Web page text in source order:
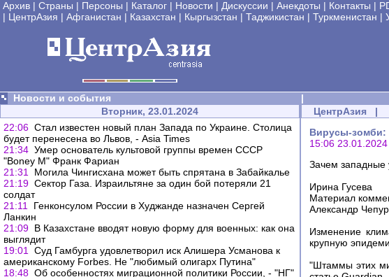
Архив | Страны | Персоны | Каталог | Новости | Дискуссии | Анекдоты | Контакты |
| ЦентрАзия | Афганистан | Казахстан | Кыргызстан | Таджикистан | Туркменистан |
Новости и события
|
Вторник, 23.01.2024
22:06 Стал известен новый план Запада по Украине. Столица
будет перенесена во Львов, - Asia Times
21:34 Умер основатель культовой группы времен СССР
"Boney M" Франк Фариан
21:31
Могила Чингисхана может быть спрятана в Забайкалье
21:19 Сектор Газа. Израильтяне за один бой потеряли 21
солдат
21:11
Генконсулом России в Худжанде назначен Сергей
Ланкин
21:09 В Казахстане вводят новую форму для военных: как она
выглядит
19:01
Суд Гамбурга удовлетворил иск Алишера Усманова к
американскому Forbes. Не "любимый олигарх Путина"
18:48 Об особенностях миграционной политики России, - "НГ"
ЦентрАзия |
Вирусы-зомби:
15:06 23.01.2024
Зачем западные
Ирина Гусева
Материал
Александр
Изменение
крупную
"Штаммы этих